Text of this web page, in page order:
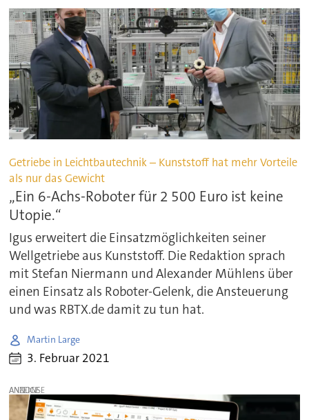
Getriebe in Leichtbautechnik – Kunststoff hat mehr Vorteile
als nur das Gewicht
„Ein 6-Achs-Roboter für 2 500 Euro ist keine
Utopie.“
Igus erweitert die Einsatzmöglichkeiten seiner
Wellgetriebe aus Kunststoff. Die Redaktion sprach
mit Stefan Niermann und Alexander Mühlens über
einen Einsatz als Roboter-Gelenk, die Ansteuerung
und was RBTX.de damit zu tun hat.
Martin Large
3. Februar 2021
ANZEIGE